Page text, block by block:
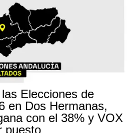
Elecciones de
en Dos Hermanas,
con el 38% y VOX
puesto